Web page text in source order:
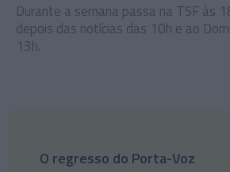
Durante a semana passa na TSF às
depois das notícias das 10h e ao
13h.
O regresso do Porta-Voz